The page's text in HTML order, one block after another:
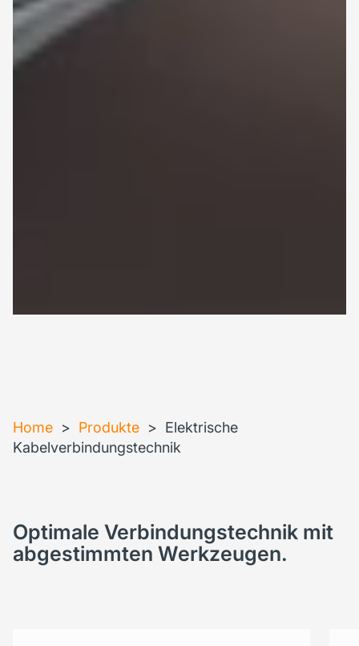
Home > Produkte > Elektrische
Kabelverbindungstechnik
Optimale Verbindungstechnik mit
abgestimmten Werkzeugen.